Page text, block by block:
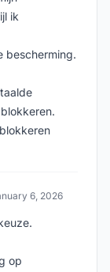
ik
bescherming.
6, 2026
op